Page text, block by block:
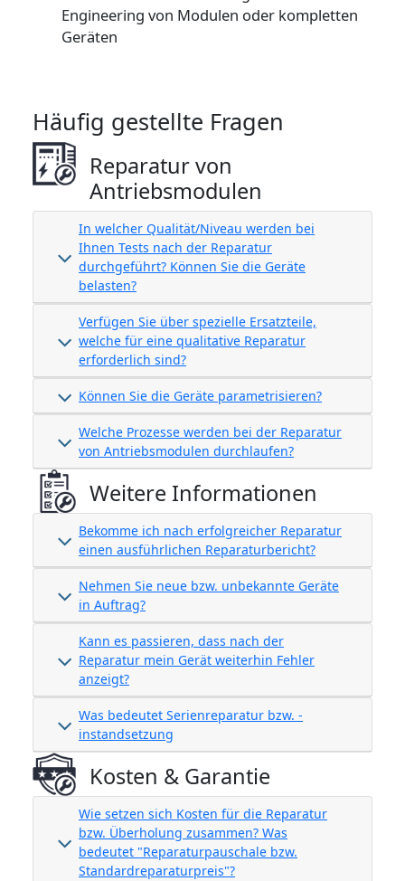
Engineering von Modulen oder kompletten
Geräten
Häufig gestellte Fragen
Reparatur von
Antriebsmodulen
In welcher Qualität/Niveau werden bei
Ihnen Tests nach der Reparatur
durchgeführt? Können Sie die Geräte
belasten?
Verfügen Sie über spezielle Ersatzteile,
welche für eine qualitative Reparatur
erforderlich sind?
Können Sie die Geräte parametrisieren?
Welche Prozesse werden bei der Reparatur
von Antriebsmodulen durchlaufen?
Weitere Informationen
Bekomme ich nach erfolgreicher Reparatur
einen ausführlichen Reparaturbericht?
Nehmen Sie neue bzw. unbekannte Geräte
in Auftrag?
Kann es passieren, dass nach der
Reparatur mein Gerät weiterhin Fehler
anzeigt?
Was bedeutet Serienreparatur bzw. -
instandsetzung
Kosten & Garantie
Wie setzen sich Kosten für die Reparatur
bzw. Überholung zusammen? Was
bedeutet "Reparaturpauschale bzw.
Standardreparaturpreis"?